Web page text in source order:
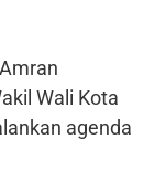
Wali Kota
agenda